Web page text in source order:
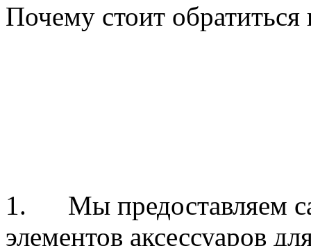
Почему стоит
1. Мы предоставляем
элементов аксессуаров